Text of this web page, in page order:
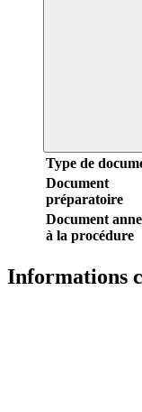
Type de
Document
préparatoire
Document
à la procédure
Informations